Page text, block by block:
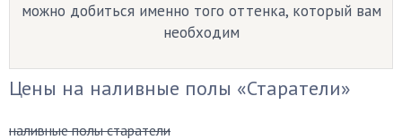
можно добиться именно того оттенка, который вам
необходим
Цены на наливные полы «Старатели»
наливные полы старатели